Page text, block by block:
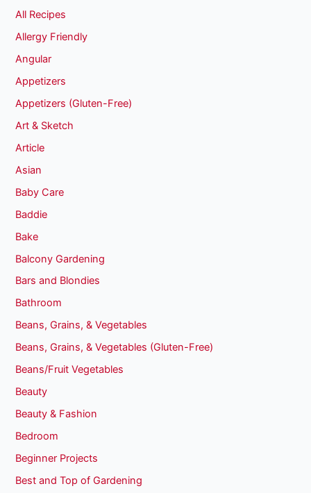
All Recipes
Allergy Friendly
Angular
Appetizers
Appetizers (Gluten-Free)
Art & Sketch
Article
Asian
Baby Care
Baddie
Bake
Balcony Gardening
Bars and Blondies
Bathroom
Beans, Grains, & Vegetables
Beans, Grains, & Vegetables (Gluten-Free)
Beans/Fruit Vegetables
Beauty
Beauty & Fashion
Bedroom
Beginner Projects
Best and Top of Gardening